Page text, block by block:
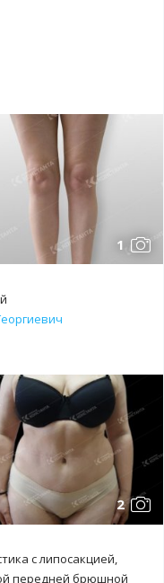
1
2
с липосакцией,
передней брюшной